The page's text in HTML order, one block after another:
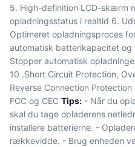
5. High-definition LCD-skærm
opladningsstatus i realtid 6.
Optimeret opladningsproces
automatisk batterikapacitet
Stopper automatisk
10 .Short Circuit Protection,
Reverse Connection Protection
FCC og CEC Tips: - Når du
skal du tage opladerens
installere batterierne. -
rækkevidde. - Brug enheden